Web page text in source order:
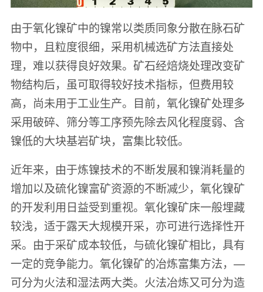
由于氧化镍矿中的镍常以类质同象分散在脉石矿
物中，且粒度很细，采用机械选矿方法直接处
理，难以获得良好效果。矿石经焙烧处理改变矿
物结构后，虽可取得较好技术指标，但费用较
高，尚未用于工业生产。目前，氧化镍矿处理多
采用破碎、筛分等工序预先除去风化程度弱、含
镍低的大块基岩矿块，富集比较低。
近年来，由于炼镍技术的不断发展和镍消耗量的
增加以及硫化镍富矿资源的不断减少，氧化镍矿
的开发利用日益受到重视。氧化镍矿床一般埋藏
较浅，适于露天大规模开采，亦可进行选择性开
采。由于采矿成本较低，与硫化镍矿相比，具有
一定的竞争能力。氧化镍矿的冶炼富集方法，—
可分为火法和湿法两大类。火法冶炼又可分为造